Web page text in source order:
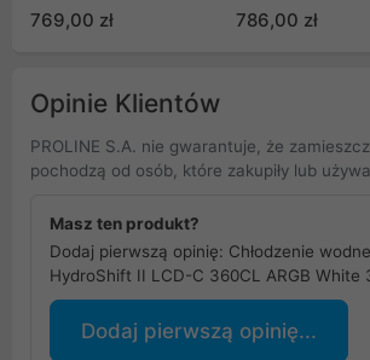
769,00 zł 786,00 zł
Opinie Klientów
PROLINE S.A. nie gwarantuje, że
pochodzą od osób, które zakupiły lub
Masz ten produkt?
Dodaj pierwszą opinię: Chłodzenie
HydroShift II LCD-C 360CL ARGB White
Dodaj pierwszą opinię...